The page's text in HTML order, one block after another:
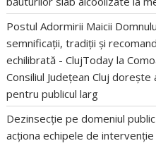
Postul Adormirii Maicii
semnificații, tradiții și
echilibrată - ClujToday la
Consiliul Județean Cluj
pentru publicul larg
Dezinsecție pe domeniul
acționa echipele de